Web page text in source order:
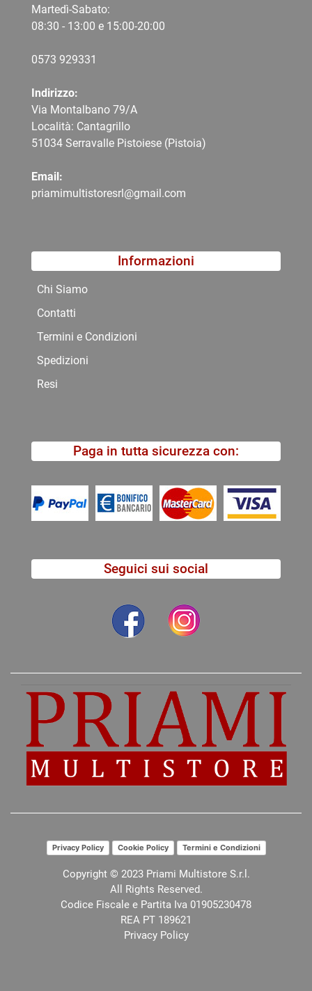
Martedì-Sabato:
08:30 - 13:00 e 15:00-20:00
0573 929331
Indirizzo:
Via Montalbano 79/A
Località: Cantagrillo
51034 Serravalle Pistoiese (Pistoia)
Email:
priamimultistoresrl@gmail.com
Informazioni
Chi Siamo
Contatti
Termini e Condizioni
Spedizioni
Resi
Paga in tutta sicurezza con:
Seguici sui social
Privacy Policy Cookie Policy Termini e Condizioni
Copyright © 2023 Priami Multistore S.r.l.
All Rights Reserved.
Codice Fiscale e Partita Iva 01905230478
REA PT 189621
Privacy Policy